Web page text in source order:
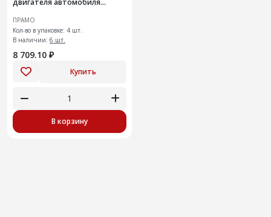
двиг.CUMMINS ISF3.8
ПРАМО
Кол-во в упаковке: 4 шт.
В наличии: 6 шт.
8 709.10 ₽
Купить
В корзину